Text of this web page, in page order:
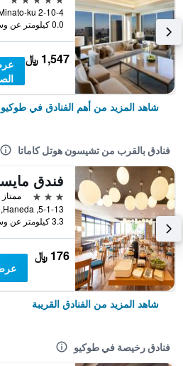
0.0 كيلومتر عن وسط المدينة
1,547 ﷼
شاهد المزيد من أهم الفنادق في طوكيو
فنادق بالقرب من تشيسون هوتل كاماتا
3 نجوم
ممتاز 8.2
3.3 كيلومتر عن وسط المدينة
176 ﷼
شاهد المزيد من الفنادق القريبة
فنادق رخيصة في طوكيو